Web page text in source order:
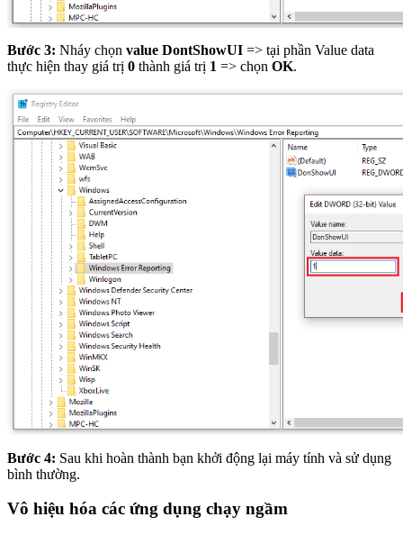
Bước 3: Nháy chọn value DontShowUI => tại phần Value data
thực hiện thay giá trị 0 thành giá trị 1 => chọn OK.
Bước 4: Sau khi hoàn thành bạn khởi động lại máy tính và sử dụng
bình thường.
Vô hiệu hóa các ứng dụng chạy ngầm